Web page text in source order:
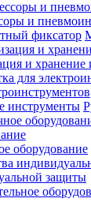
и
и хранение
защиты